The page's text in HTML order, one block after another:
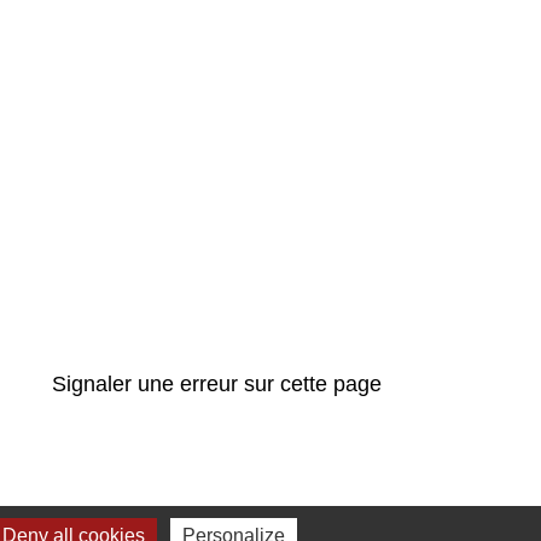
Signaler une erreur sur cette page
Deny all cookies Personalize